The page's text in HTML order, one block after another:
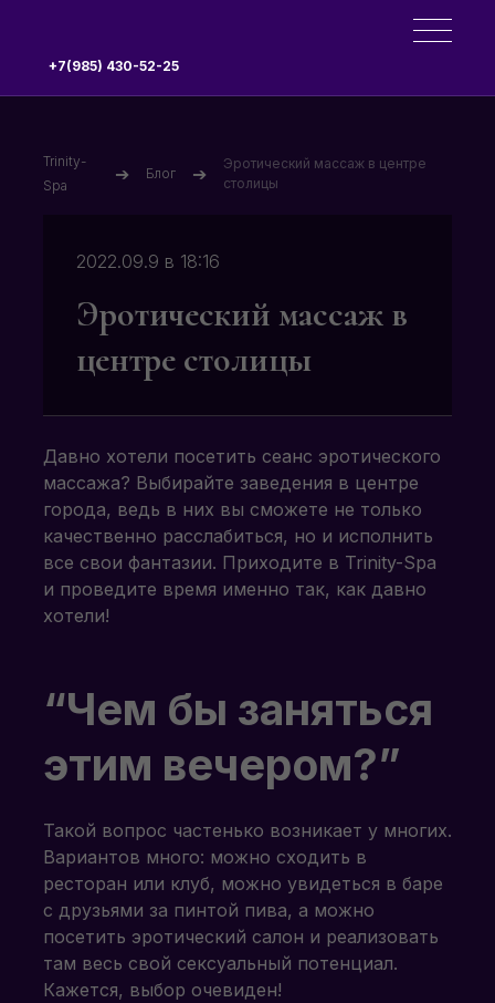
+7(985) 430-52-25
Trinity-
Spa
➔ Блог ➔
Эротический массаж в центре
столицы
2022.09.9 в 18:16
Эротический массаж в
центре столицы
Давно хотели посетить сеанс эротического
массажа? Выбирайте заведения в центре
города, ведь в них вы сможете не только
качественно расслабиться, но и исполнить
все свои фантазии. Приходите в Trinity-Spa
и проведите время именно так, как давно
хотели!
“Чем бы заняться
этим вечером?”
Такой вопрос частенько возникает у многих.
Вариантов много: можно сходить в
ресторан или клуб, можно увидеться в баре
с друзьями за пинтой пива, а можно
посетить эротический салон и реализовать
там весь свой сексуальный потенциал.
Кажется, выбор очевиден!